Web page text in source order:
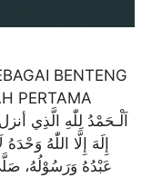
BENTENG
PERTAMA
اَلْـحَمْدُ لِلّٰهِ الَّذِي
إِلَهَ إِلَّا اللّٰهُ
عَبْدُهُ وَرَسُوْلُهُ،